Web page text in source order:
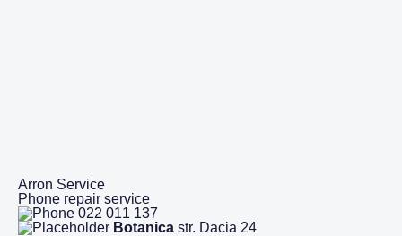
Arron Service
Phone repair service
022 011 137
Botanica str. Dacia 24